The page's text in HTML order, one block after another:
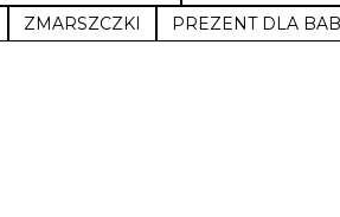
ZMARSZCZKI PREZENT DLA